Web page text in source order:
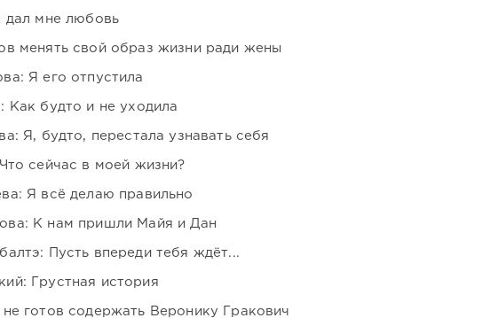
дал мне любовь
менять свой образ жизни ради жены
Я его отпустила
Как будто и не уходила
Я, будто, перестала узнавать себя
сейчас в моей жизни?
Я всё делаю правильно
К нам пришли Майя и Дан
Пусть впереди тебя ждёт...
Грустная история
готов содержать Веронику Гракович